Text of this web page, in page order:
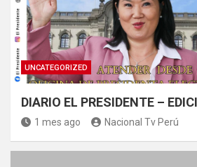
UNCATEGORIZED
DIARIO EL PRESIDENTE –
1 mes ago Nacional Tv Perú